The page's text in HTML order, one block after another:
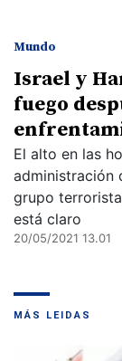
Mundo
Israel y
fuego
El alto en las
administración
grupo
está claro
20/05/2021 13.01
MÁS LEIDAS